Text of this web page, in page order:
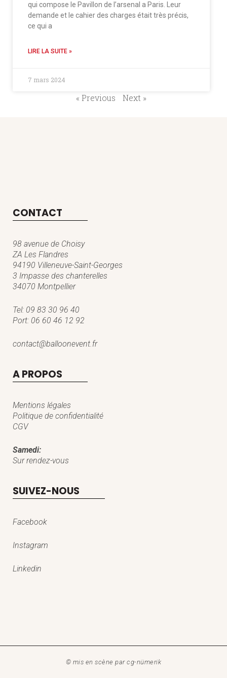
qui compose le Pavillon de l’arsenal a Paris. Leur
demande et le cahier des charges était très précis,
ce qui a
LIRE LA SUITE »
7 mars 2024
« Previous Next »
CONTACT
98 avenue de Choisy
ZA Les Flandres
94190 Villeneuve-Saint-Georges
3 Impasse des chanterelles
34070 Montpellier
Tel: 09 83 30 96 40
Port: 06 60 46 12 92
contact@balloonevent.fr
A PROPOS
Mentions légales
Politique de confidentialité
CGV
Samedi:
Sur rendez-vous
SUIVEZ-NOUS
Facebook
Instagram
Linkedin
© mis en scène parcg-nümerik